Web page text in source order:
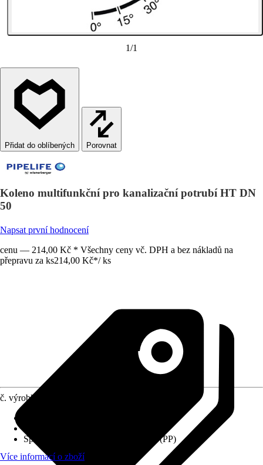
1/1
Porovnat
Koleno multifunkční pro kanalizační potrubí HT DN
50
Napsat první hodnocení
cenu — 214,00 Kč * Všechny ceny vč. DPH a bez nákladů na
přepravu za ks214,00 Kč*/ ks
č. výrobku
Specifikace materiálu
Polypropylen (PP)
Více informací o zboží